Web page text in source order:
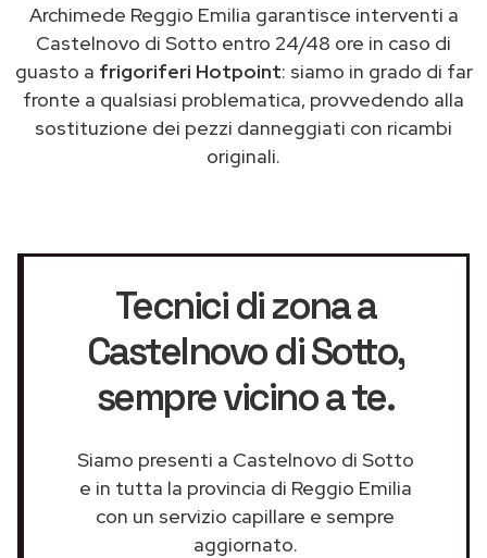
Archimede Reggio Emilia garantisce interventi a
Castelnovo di Sotto entro 24/48 ore in caso di
guasto a frigoriferi Hotpoint: siamo in grado di far
fronte a qualsiasi problematica, provvedendo alla
sostituzione dei pezzi danneggiati con ricambi
originali.
Tecnici di zona a
Castelnovo di Sotto,
sempre vicino a te.
Siamo presenti a Castelnovo di Sotto
e in tutta la provincia di Reggio Emilia
con un servizio capillare e sempre
aggiornato.